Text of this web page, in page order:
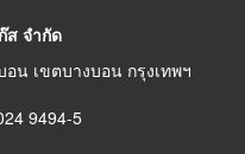
ส จำกัด
น เขตบางบอน กรุงเทพฯ
9494-5